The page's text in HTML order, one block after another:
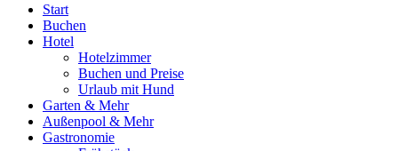
Start
Buchen
Hotel
Hotelzimmer
Buchen und Preise
Urlaub mit Hund
Garten & Mehr
Außenpool & Mehr
Gastronomie